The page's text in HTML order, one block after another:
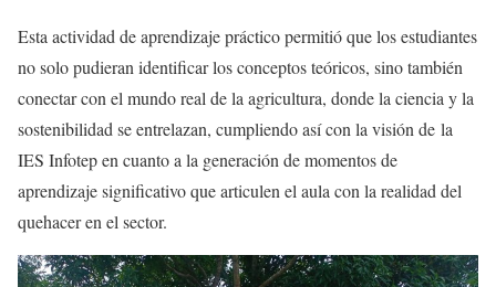
Esta actividad de aprendizaje práctico permitió que los estudiantes
no solo pudieran identificar los conceptos teóricos, sino también
conectar con el mundo real de la agricultura, donde la ciencia y la
sostenibilidad se entrelazan, cumpliendo así con la visión de la
IES Infotep en cuanto a la generación de momentos de
aprendizaje significativo que articulen el aula con la realidad del
quehacer en el sector.